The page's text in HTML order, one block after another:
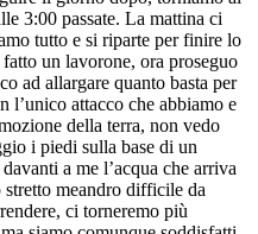
3:00 passate. La mattina ci
tutto e si riparte per finire lo
un lavorone, ora proseguo
ad allargare quanto basta per
l’unico attacco che abbiamo e
della terra, non vedo
i piedi sulla base di un
a me l’acqua che arriva
meandro difficile da
ci torneremo più